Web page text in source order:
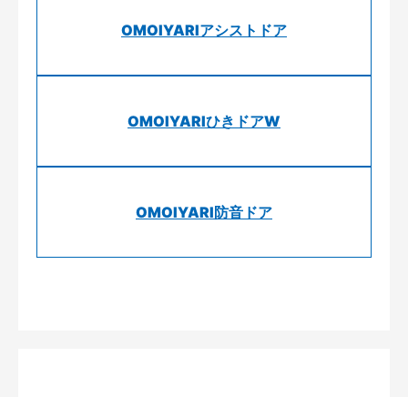
OMOIYARIアシストドア
OMOIYARIひきドアW
OMOIYARI防音ドア